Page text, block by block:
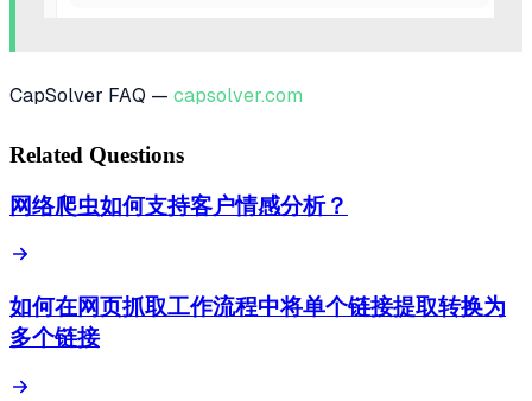
CapSolver FAQ — capsolver.com
Related Questions
网络爬虫如何支持客户情感分析？
如何在网页抓取工作流程中将单个链接提取转换为
多个链接